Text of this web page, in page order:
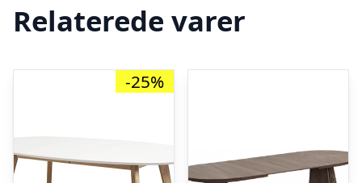
Relaterede varer
-25%